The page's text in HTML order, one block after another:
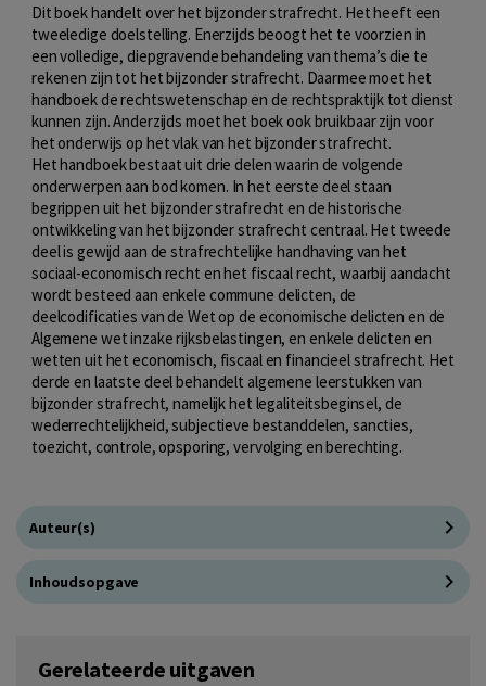
Dit boek handelt over het bijzonder strafrecht. Het heeft een
tweeledige doelstelling. Enerzijds beoogt het te voorzien in
een volledige, diepgravende behandeling van thema’s die te
rekenen zijn tot het bijzonder strafrecht. Daarmee moet het
handboek de rechtswetenschap en de rechtspraktijk tot dienst
kunnen zijn. Anderzijds moet het boek ook bruikbaar zijn voor
het onderwijs op het vlak van het bijzonder strafrecht.
Het handboek bestaat uit drie delen waarin de volgende
onderwerpen aan bod komen. In het eerste deel staan
begrippen uit het bijzonder strafrecht en de historische
ontwikkeling van het bijzonder strafrecht centraal. Het tweede
deel is gewijd aan de strafrechtelijke handhaving van het
sociaal-economisch recht en het fiscaal recht, waarbij aandacht
wordt besteed aan enkele commune delicten, de
deelcodificaties van de Wet op de economische delicten en de
Algemene wet inzake rijksbelastingen, en enkele delicten en
wetten uit het economisch, fiscaal en financieel strafrecht. Het
derde en laatste deel behandelt algemene leerstukken van
bijzonder strafrecht, namelijk het legaliteitsbeginsel, de
wederrechtelijkheid, subjectieve bestanddelen, sancties,
toezicht, controle, opsporing, vervolging en berechting.
Auteur(s)
Inhoudsopgave
Gerelateerde uitgaven